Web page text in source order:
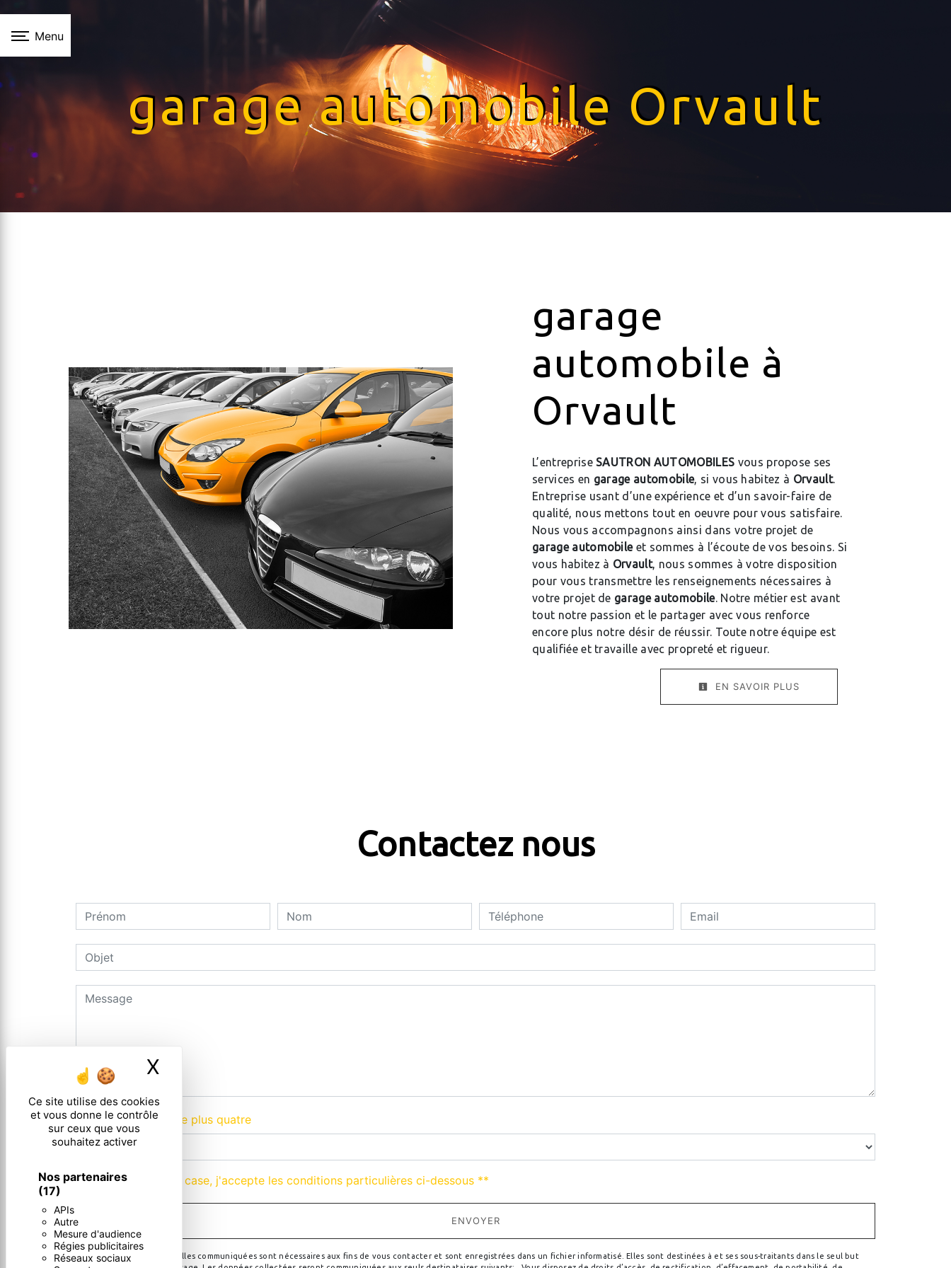
Ce site utilise des cookies
et vous donne le contrôle
sur ceux que vous
souhaitez activer
Nos partenaires
(17)
APIs
Autre
Mesure d'audience
Régies publicitaires
Réseaux sociaux
X
Menu
garage automobile Orvault
garage
automobile à
Orvault
L’entrepriseSAUTRON AUTOMOBILES vous propose ses
services en garage automobile, si vous habitez à Orvault.
Entreprise usant d’une expérience et d’un savoir-faire de
qualité, nous mettons tout en oeuvre pour vous satisfaire.
Nous vous accompagnons ainsi dans votre projet de
garage automobileet sommes à l’écoute de vos besoins. Si
vous habitez à Orvault, nous sommes à votre disposition
pour vous transmettre les renseignements nécessaires à
votre projet de garage automobile. Notre métier est avant
tout notre passion et le partager avec vous renforce
encore plus notre désir de réussir. Toute notre équipe est
qualifiée et travaille avec propreté et rigueur.
EN SAVOIR PLUS
Contactez nous
Combien font quatre plus quatre
En cochant cette case, j'accepte les conditions particulières ci-dessous **
ENVOYER
** Les données personnelles communiquées sont nécessaires aux fins de vous contacter et sont enregistrées dans un fichier informatisé. Elles sont destinées à et ses sous-traitants dans le seul but